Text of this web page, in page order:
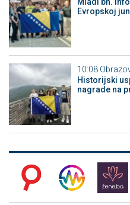
Evropskoj
10:08
Historijski
nagrade na